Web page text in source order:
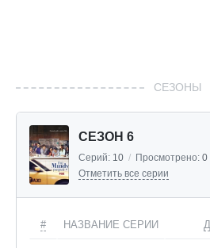
СЕЗОНЫ
СЕЗОН 6
Серий: 10 / Просмотрено: 0
Отметить все серии
# НАЗВАНИЕ СЕРИИ